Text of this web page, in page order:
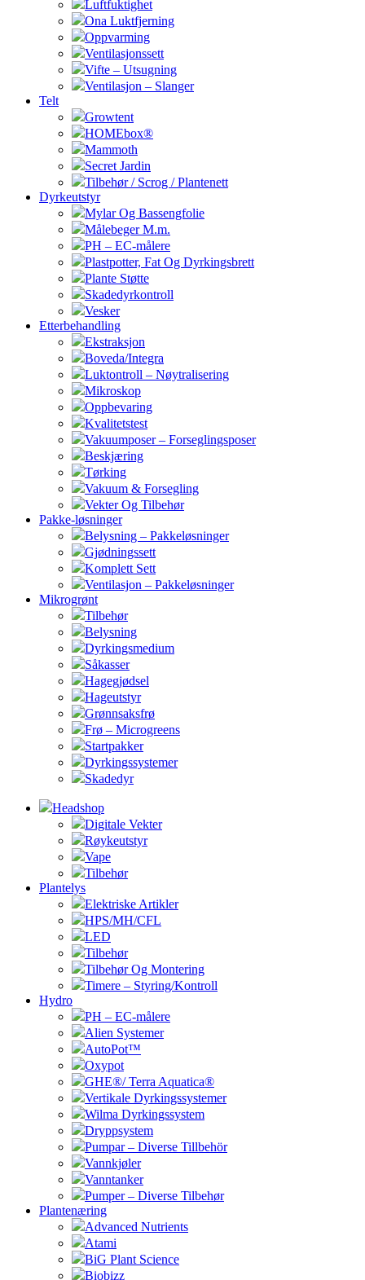
Luftfuktighet
Ona Luktfjerning
Oppvarming
Ventilasjonssett
Vifte – Utsugning
Ventilasjon – Slanger
Telt
Growtent
HOMEbox®
Mammoth
Secret Jardin
Tilbehør / Scrog / Plantenett
Dyrkeutstyr
Mylar Og Bassengfolie
Målebeger M.m.
PH – EC-målere
Plastpotter, Fat Og Dyrkingsbrett
Plante Støtte
Skadedyrkontroll
Vesker
Etterbehandling
Ekstraksjon
Boveda/Integra
Luktontroll – Nøytralisering
Mikroskop
Oppbevaring
Kvalitetstest
Vakuumposer – Forseglingsposer
Beskjæring
Tørking
Vakuum & Forsegling
Vekter Og Tilbehør
Pakke-løsninger
Belysning – Pakkeløsninger
Gjødningssett
Komplett Sett
Ventilasjon – Pakkeløsninger
Mikrogrønt
Tilbehør
Belysning
Dyrkingsmedium
Såkasser
Hagegjødsel
Hageutstyr
Grønnsaksfrø
Frø – Microgreens
Startpakker
Dyrkingssystemer
Skadedyr
Headshop
Digitale Vekter
Røykeutstyr
Vape
Tilbehør
Plantelys
Elektriske Artikler
HPS/MH/CFL
LED
Tilbehør
Tilbehør Og Montering
Timere – Styring/Kontroll
Hydro
PH – EC-målere
Alien Systemer
AutoPot™
Oxypot
GHE®/ Terra Aquatica®
Vertikale Dyrkingssystemer
Wilma Dyrkingssystem
Dryppsystem
Pumpar – Diverse Tillbehör
Vannkjøler
Vanntanker
Pumper – Diverse Tilbehør
Plantenæring
Advanced Nutrients
Atami
BiG Plant Science
Biobizz